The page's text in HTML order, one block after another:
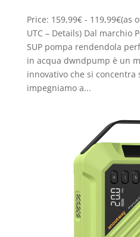
Price: 159,99€ - 119,99€(as
UTC – Details) Dal marchio
SUP pompa rendendola
in acqua dwndpump è un
innovativo che si concentra
impegniamo a...